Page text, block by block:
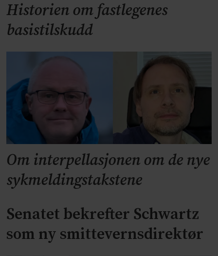
Historien om fastlegenes
basistilskudd
Om interpellasjonen om de nye
sykmeldingstakstene
Senatet bekrefter Schwartz
som ny smittevernsdirektør